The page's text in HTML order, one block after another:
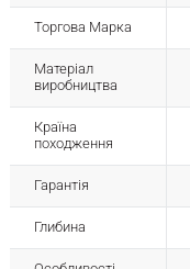
Торгова Марка
Матеріал
виробництва
Країна
походження
Гарантія
Глибина